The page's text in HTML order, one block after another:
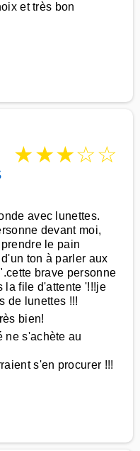
et très bon
★★★☆☆
avec lunettes.
devant moi,
le pain
ton à parler aux
brave personne
la file d'attente '!!!je
de lunettes !!!
bien!
ne s'achète au
s'en procurer !!!